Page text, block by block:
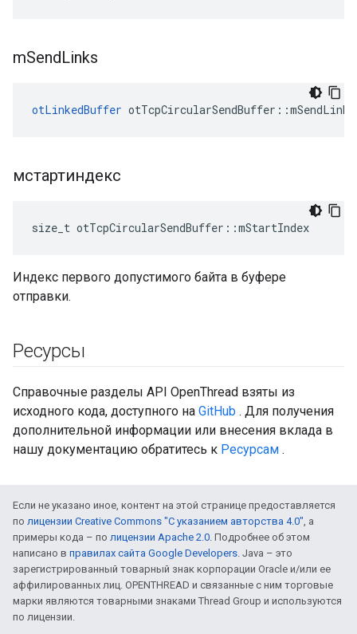
mSendLinks
otLinkedBuffer otTcpCircularSendBuffer ::mSendLinks
мстартиндекс
size_t otTcpCircularSendBuffer ::mStartIndex
Индекс первого допустимого байта в буфере
отправки.
Ресурсы
Справочные разделы API OpenThread взяты из
исходного кода, доступного на GitHub . Для получения
дополнительной информации или внесения вклада в
нашу документацию обратитесь к Ресурсам .
Если не указано иное, контент на этой странице предоставляется
по лицензии Creative Commons "С указанием авторства 4.0", а
примеры кода – по лицензии Apache 2.0. Подробнее об этом
написано в правилах сайта Google Developers. Java – это
зарегистрированный товарный знак корпорации Oracle и/или ее
аффилированных лиц. OPENTHREAD и связанные с ним торговые
марки являются товарными знаками Thread Group и используются
по лицензии.